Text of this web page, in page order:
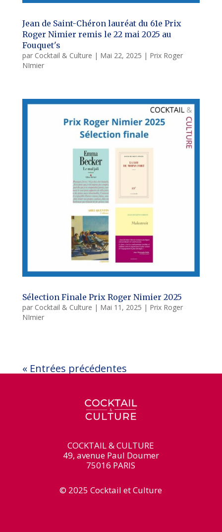
Jean de Saint-Chéron lauréat du 61e Prix
Roger Nimier remis le 22 mai 2025 au
Fouquet's
par Cocktail & Culture | Mai 22, 2025 | Prix Roger
NImier
Sélection Finale Prix Roger Nimier 2025
par Cocktail & Culture | Mai 11, 2025 | Prix Roger
NImier
« Entrées précédentes
COCKTAIL & CULTURE
49, avenue Paul Doumer
75016 PARIS
© 2025 Cocktail et Culture